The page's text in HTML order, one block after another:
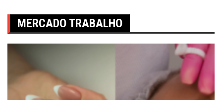
MERCADO TRABALHO